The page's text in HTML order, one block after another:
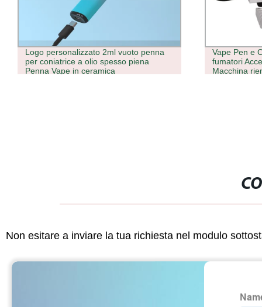
Vape Pen e Caigarette penna per
fumatori Accessori e- Cigarette
Macchina riempitrice di liquido per
Monouso
ialuronic
Filler Per
Non esitare a inviare la tua richiesta nel modulo